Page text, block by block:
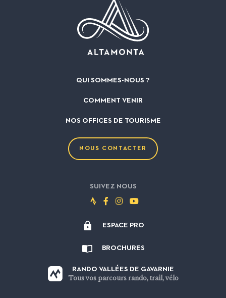
QUI SOMMES-NOUS ?
COMMENT VENIR
NOS OFFICES DE TOURISME
NOUS CONTACTER
SUIVEZ NOUS
Suivez-
Strava
Suivez-
Facebook
Suivez-
Instagram
Suivez-
Youtube
ESPACE PRO
BROCHURES
RANDO VALLÉES DE GAVARNIE
Tous vos parcours rando, trail, vélo